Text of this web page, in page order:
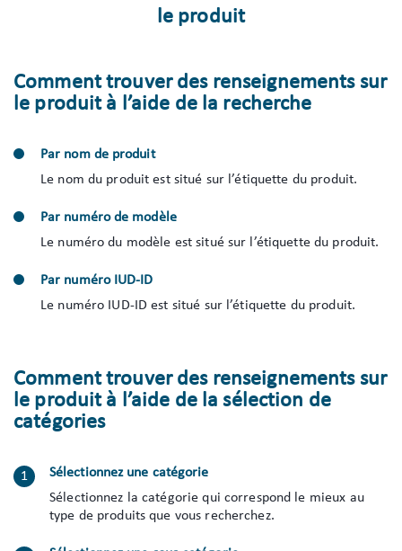
le produit
Comment trouver des renseignements sur
le produit à l’aide de la recherche
Par nom de produit
Le nom du produit est situé sur l’étiquette du produit.
Par numéro de modèle
Le numéro du modèle est situé sur l’étiquette du produit.
Par numéro IUD-ID
Le numéro IUD-ID est situé sur l’étiquette du produit.
Comment trouver des renseignements sur
le produit à l’aide de la sélection de
catégories
Sélectionnez une catégorie
Sélectionnez la catégorie qui correspond le mieux au
type de produits que vous recherchez.